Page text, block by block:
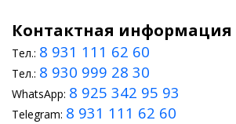
Контактная информация
Тел.: 8 931 111 62 60
Тел.: 8 930 999 28 30
WhatsApp: 8 925 342 95 93
Telegram: 8 931 111 62 60